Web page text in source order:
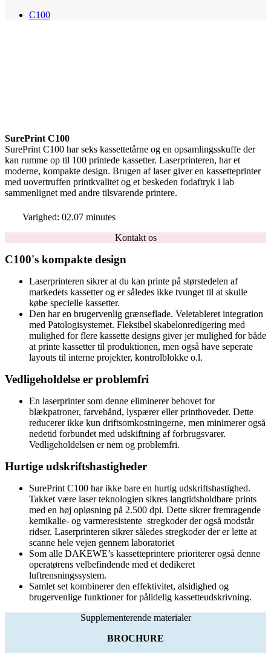
C100
SurePrint C100
SurePrint C100 har seks kassettetårne og en opsamlingsskuffe der
kan rumme op til 100 printede kassetter. Laserprinteren, har et
moderne, kompakte design. Brugen af laser giver en kassetteprinter
med uovertruffen printkvalitet og et beskeden fodaftryk i lab
sammenlignet med andre tilsvarende printere.
Varighed: 02.07 minutes
Kontakt os
C100's kompakte design
Laserprinteren sikrer at du kan printe på størstedelen af
markedets kassetter og er således ikke tvunget til at skulle
købe specielle kassetter.
Den har en brugervenlig grænseflade. Veletableret integration
med Patologisystemet. Fleksibel skabelonredigering med
mulighed for flere kassette designs giver jer mulighed for både
at printe kassetter til produktionen, men også have seperate
layouts til interne projekter, kontrolblokke o.l.
Vedligeholdelse er problemfri
En laserprinter som denne eliminerer behovet for
blækpatroner, farvebånd, lyspærer eller printhoveder. Dette
reducerer ikke kun driftsomkostningerne, men minimerer også
nedetid forbundet med udskiftning af forbrugsvarer.
Vedligeholdelsen er nem og problemfri.
Hurtige udskriftshastigheder
SurePrint C100 har ikke bare en hurtig udskriftshastighed.
Takket være laser teknologien sikres langtidsholdbare prints
med en høj opløsning på 2.500 dpi. Dette sikrer fremragende
kemikalie- og varmeresistente stregkoder der også modstår
ridser. Laserprinteren sikrer således stregkoder der er lette at
scanne hele vejen gennem laboratoriet
Som alle DAKEWE’s kassetteprintere prioriterer også denne
operatørens velbefindende med et dedikeret
luftrensningssystem.
Samlet set kombinerer den effektivitet, alsidighed og
brugervenlige funktioner for pålidelig kassetteudskrivning.
Supplementerende materialer
BROCHURE